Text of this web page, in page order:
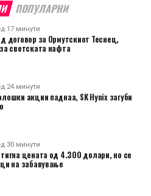
ПОПУЛАРНИ
17 минути
договор за Ормутскиот Теснец,
светската нафта
24 минути
акции паднаа, SK Hynix загуби
30 минути
цената од 4.300 долари, но се
на забавување